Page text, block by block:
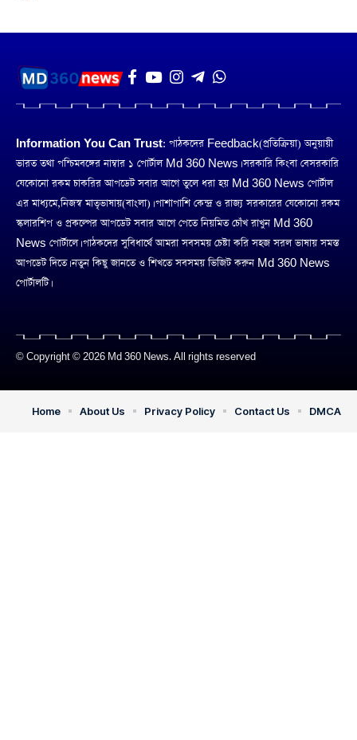
Information You Can Trust: পাঠকদের Feedback(প্রতিক্রিয়া) অনুয়ায়ী
ভারত তথা পশ্চিমবঙ্গের নাম্বার ১ পোর্টাল Md 360 News। সরকারি কিংবা বেসরকারি
যেকোনো রকম চাকরির আপডেট সবার আগে তুলে ধরা হয় Md 360 News পোর্টাল
এর মাধ্যমে,নিজস্ব মাতৃভাষায়(বাংলা)। পাশাপাশি কেন্দ্র ও রাজ্য সরকারের যেকোনো রকম
স্কলারশিপ ও প্রকল্পের আপডেট সবার আগে পেতে নিয়মিত চোঁখ রাখুন Md 360
News পোর্টালে। পাঠকদের সুবিধার্থে আমরা সবসময় চেষ্টা করি সহজ সরল ভাষায় সমস্ত
আপডেট দিতে। নতুন কিছু জানতে ও শিখতে সবসময় ভিজিট করুন Md 360 News
পোর্টালটি।
© Copyright © 2026 Md 360 News. All rights reserved
Home About Us Privacy Policy Contact Us DMCA